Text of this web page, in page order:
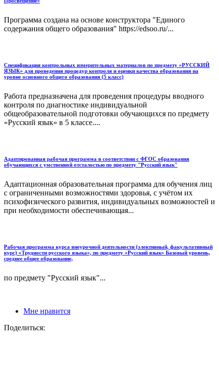
Программа создана на основе конструктора "Единого
содержания общего образования" https://edsoo.ru/...
Спецификация контрольных измерительных материалов по предмету «РУССКИЙ
ЯЗЫК» для проведения процедур контроля и оценки качества образования на
уровне основного общего образования (5 класс)
Работа предназначена для проведения процедуры вводного
контроля по диагностике индивидуальной
общеобразовательной подготовки обучающихся по предмету
«Русский язык» в 5 классе....
Адаптированная рабочая программа в соответствии с ФГОС образования
обучающихся с умственной отсталостью по предмету "Русский язык"
Адаптационная образовательная программа для обучения лиц
с ограниченными возможностями здоровья, с учётом их
психофизического развития, индивидуальных возможностей и
при необходимости обеспечивающая...
Рабочая программа курса внеурочной деятельности (элективный, факультативный
курс) «Трудности русского языка», по предмету «Русский язык» Базовый уровень,
среднее общее образование,
по предмету "Русский язык"...
Мне нравится
Поделиться: